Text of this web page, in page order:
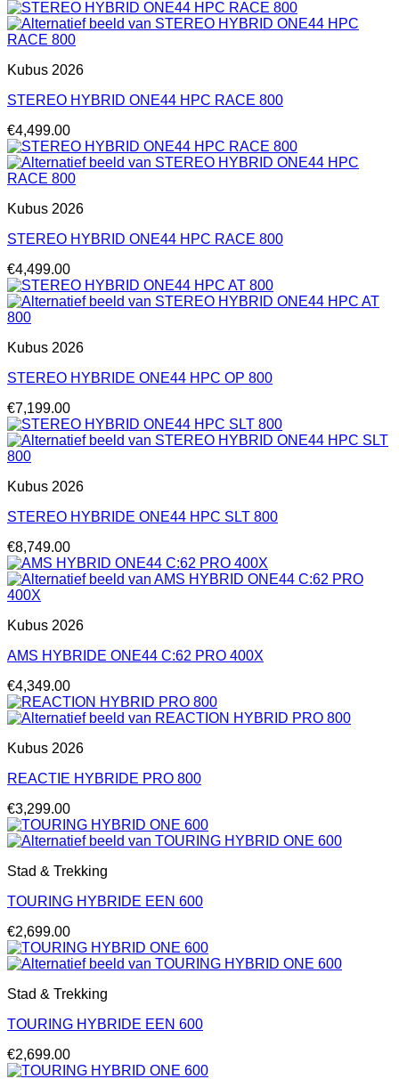
Kubus 2026
STEREO HYBRID ONE44 HPC RACE 800
€4,499.00
Kubus 2026
STEREO HYBRID ONE44 HPC RACE 800
€4,499.00
Kubus 2026
STEREO HYBRIDE ONE44 HPC OP 800
€7,199.00
Kubus 2026
STEREO HYBRIDE ONE44 HPC SLT 800
€8,749.00
Kubus 2026
AMS HYBRIDE ONE44 C:62 PRO 400X
€4,349.00
Kubus 2026
REACTIE HYBRIDE PRO 800
€3,299.00
Stad & Trekking
TOURING HYBRIDE EEN 600
€2,699.00
Stad & Trekking
TOURING HYBRIDE EEN 600
€2,699.00